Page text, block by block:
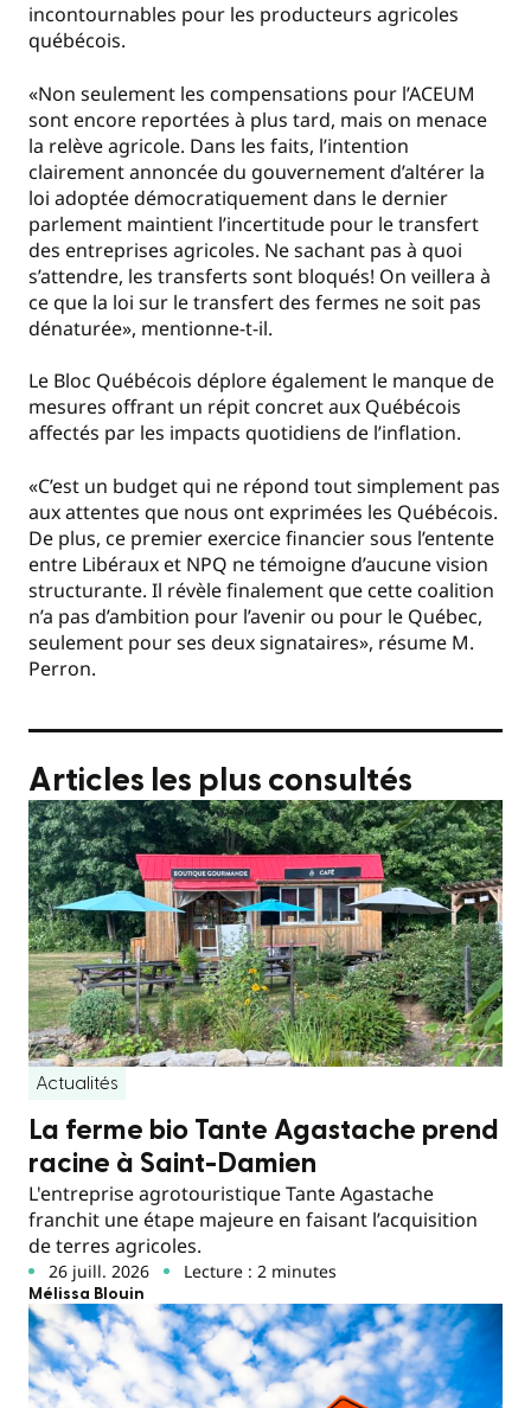
incontournables pour les producteurs agricoles
québécois.
«Non seulement les compensations pour l’ACEUM
sont encore reportées à plus tard, mais on menace
la relève agricole. Dans les faits, l’intention
clairement annoncée du gouvernement d’altérer la
loi adoptée démocratiquement dans le dernier
parlement maintient l’incertitude pour le transfert
des entreprises agricoles. Ne sachant pas à quoi
s’attendre, les transferts sont bloqués! On veillera à
ce que la loi sur le transfert des fermes ne soit pas
dénaturée», mentionne-t-il.
Le Bloc Québécois déplore également le manque de
mesures offrant un répit concret aux Québécois
affectés par les impacts quotidiens de l’inflation.
«C’est un budget qui ne répond tout simplement pas
aux attentes que nous ont exprimées les Québécois.
De plus, ce premier exercice financier sous l’entente
entre Libéraux et NPQ ne témoigne d’aucune vision
structurante. Il révèle finalement que cette coalition
n’a pas d’ambition pour l’avenir ou pour le Québec,
seulement pour ses deux signataires», résume M.
Perron.
Articles les plus consultés
Actualités
La ferme bio Tante Agastache prend
racine à Saint-Damien
L'entreprise agrotouristique Tante Agastache
franchit une étape majeure en faisant l’acquisition
de terres agricoles.
26 juill. 2026 Lecture : 2 minutes
Mélissa Blouin